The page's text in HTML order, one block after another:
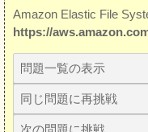
Amazon Elastic File
https://
問題一覧の表示
同じ問題に再挑戦
次の問題に挑戦